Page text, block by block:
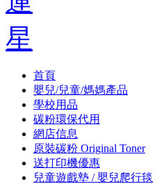
首頁
嬰兒/兒童/媽媽產品
學校用品
碳粉環保代用
網店信息
原裝碳粉 Original Toner
送打印機優惠
兒童遊戲墊 / 嬰兒爬行毯